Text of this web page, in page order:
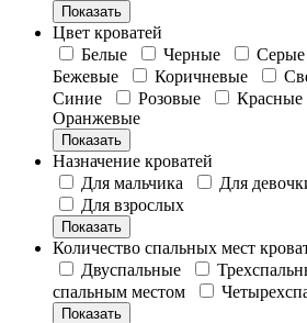
Показать
Цвет кроватей
Белые
Черные Серые
Бежевые
Коричневые
Синие
Розовые Красные
Оранжевые
Показать
Назначение кроватей
Для мальчика
Для
Для взрослых
Показать
Количество спальных мест
Двуспальные
спальным местом
Показать